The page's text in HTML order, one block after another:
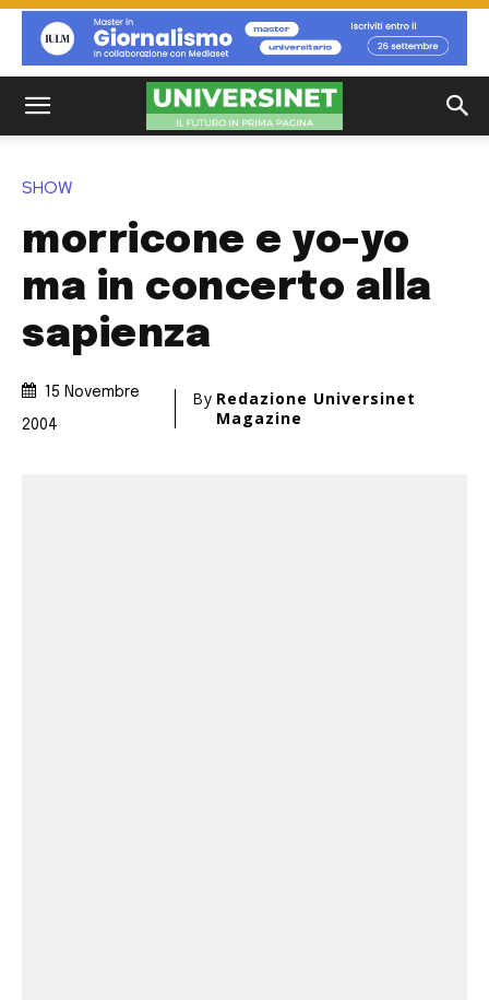
SHOW
morricone e yo-yo
ma in concerto alla
sapienza
15 Novembre
2004
By Redazione Universinet
Magazine